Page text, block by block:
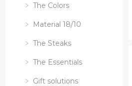
The Colors
Material 18/10
The Steaks
The Essentials
Gift solutions